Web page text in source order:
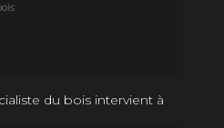
du bois intervient à